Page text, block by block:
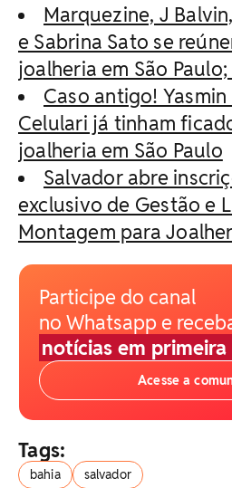
Marquezine, J
e Sabrina Sato se
joalheria em São
Caso antigo!
Celulari já tinham
joalheria em São Paulo
Salvador abre
exclusivo de Gestão e
Montagem para
Participe do canal
no Whatsapp e
notícias em primeira
Acesse a
Tags:
bahia salvador